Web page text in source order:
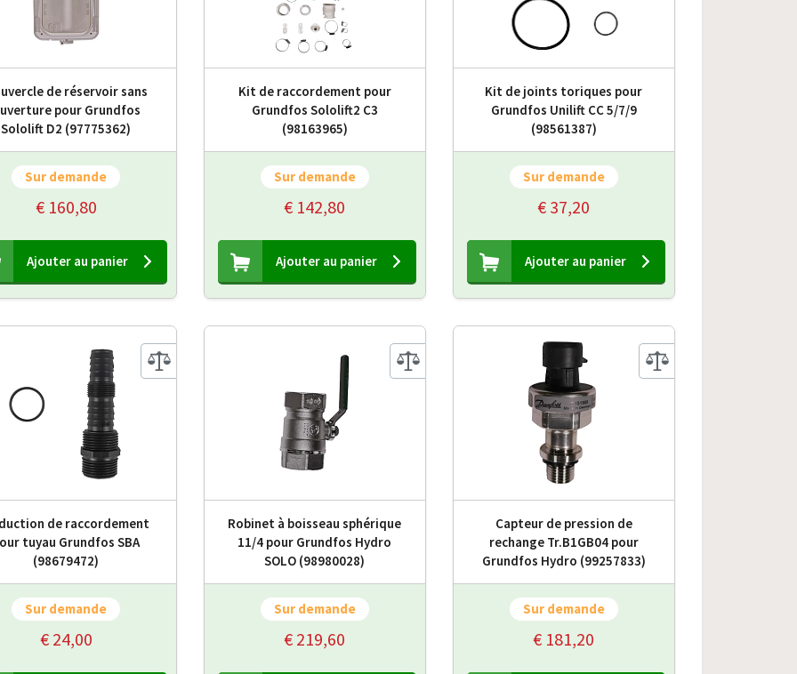
de réservoir sans
pour Grundfos
Sololift D2 (97775362)
Sur demande
€ 160,80
Ajouter au panier
Kit de raccordement pour
Grundfos Sololift2 C3
(98163965)
Sur demande
€ 142,80
Ajouter au panier
Kit de joints toriques pour
Grundfos Unilift CC 5/7/9
(98561387)
Sur demande
€ 37,20
Ajouter au panier
de raccordement
tuyau Grundfos SBA
(98679472)
Sur demande
€ 24,00
Robinet à boisseau sphérique
11/4 pour Grundfos Hydro
SOLO (98980028)
Sur demande
€ 219,60
Capteur de pression de
rechange Tr.B1GB04 pour
Grundfos Hydro (99257833)
Sur demande
€ 181,20